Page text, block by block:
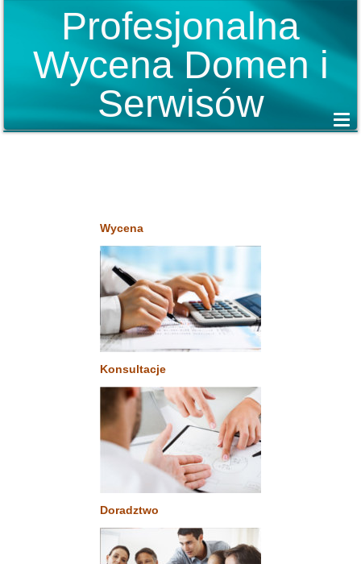
Profesjonalna
Wycena Domen i
Serwisów
Wycena
Konsultacje
Doradztwo